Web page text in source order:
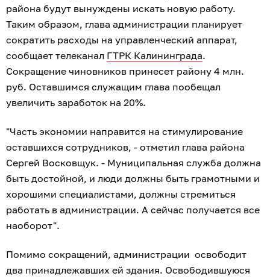
района будут вынуждены искать новую работу.
Таким образом, глава администрации планирует
сократить расходы на управленческий аппарат,
сообщает телеканал ГТРК Калининграда.
Сокращение чиновников принесет району 4 млн.
руб. Оставшимся служащим глава пообещал
увеличить заработок на 20%.
"Часть экономии направится на стимулирование
оставшихся сотрудников, - отметил глава района
Сергей Восковщук. - Муниципальная служба должна
быть достойной, и люди должны быть грамотными и
хорошими специалистами, должны стремиться
работать в администрации. А сейчас получается все
наоборот".
Помимо сокращений, администрации освободит
два принадлежавших ей здания. Освободившуюся